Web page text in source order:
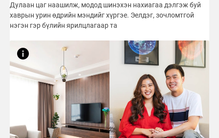
Дулаан цаг наашилж, модод шинэхэн нахиагаа дэлгэж буй
хаврын урин өдрийн мэндийг хүргэе. Эелдэг, зочломтгой
нэгэн гэр бүлийн ярилцлагаар та